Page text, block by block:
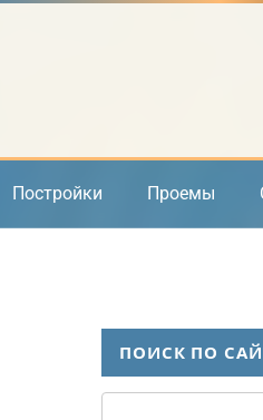
Постройки Проемы
ПОИСК ПО